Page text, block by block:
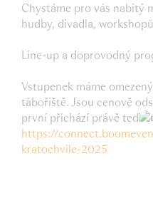
Chystáme pro vás nabitý
hudby, divadla,
Line-up a doprovodný
Vstupenek máme
tábořiště. Jsou cenově
první přichází právě teď
https://
kratochvile-2025